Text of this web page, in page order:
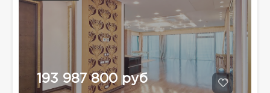
193 987 800 руб